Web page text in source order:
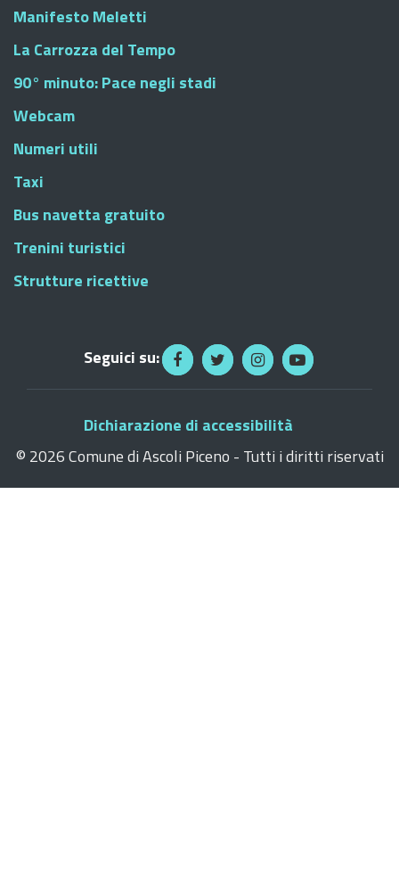
Manifesto Meletti
La Carrozza del Tempo
90° minuto: Pace negli stadi
Webcam
Numeri utili
Taxi
Bus navetta gratuito
Trenini turistici
Strutture ricettive
Seguici su:
Dichiarazione di accessibilità
© 2026 Comune di Ascoli Piceno - Tutti i diritti riservati